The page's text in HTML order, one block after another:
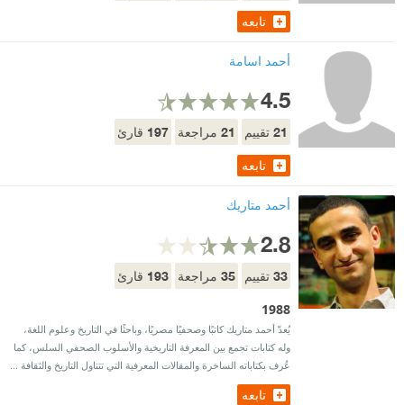
تابعه
أحمد اسامة
4.5
21تقييم 21مراجعة 197 قارئ
تابعه
أحمد متاريك
2.8
33تقييم 35مراجعة 193 قارئ
1988
يُعدّ أحمد متاريك كاتبًا وصحفيًا مصريًا، وباحثًا في التاريخ وعلوم اللغة،
وله كتابات تجمع بين المعرفة التاريخية والأسلوب الصحفي السلس، كما
عُرف بكتاباته الساخرة والمقالات المعرفية التي تتناول التاريخ والثقافة ...
تابعه